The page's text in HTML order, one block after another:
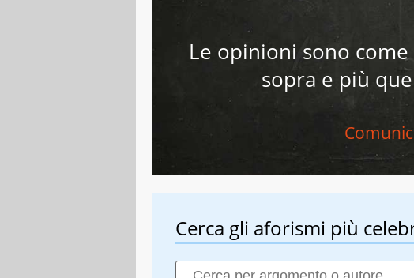
Le opinioni sono
sopra e più
Cerca gli aforismi più